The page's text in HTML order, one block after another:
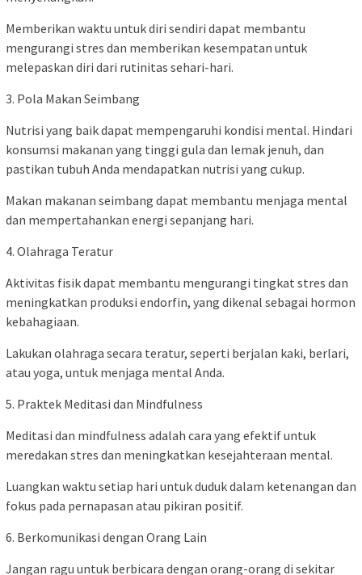
Memberikan waktu untuk diri sendiri dapat membantu
mengurangi stres dan memberikan kesempatan untuk
melepaskan diri dari rutinitas sehari-hari.
3. Pola Makan Seimbang
Nutrisi yang baik dapat mempengaruhi kondisi mental. Hindari
konsumsi makanan yang tinggi gula dan lemak jenuh, dan
pastikan tubuh Anda mendapatkan nutrisi yang cukup.
Makan makanan seimbang dapat membantu menjaga mental
dan mempertahankan energi sepanjang hari.
4. Olahraga Teratur
Aktivitas fisik dapat membantu mengurangi tingkat stres dan
meningkatkan produksi endorfin, yang dikenal sebagai hormon
kebahagiaan.
Lakukan olahraga secara teratur, seperti berjalan kaki, berlari,
atau yoga, untuk menjaga mental Anda.
5. Praktek Meditasi dan Mindfulness
Meditasi dan mindfulness adalah cara yang efektif untuk
meredakan stres dan meningkatkan kesejahteraan mental.
Luangkan waktu setiap hari untuk duduk dalam ketenangan dan
fokus pada pernapasan atau pikiran positif.
6. Berkomunikasi dengan Orang Lain
Jangan ragu untuk berbicara dengan orang-orang di sekitar